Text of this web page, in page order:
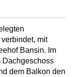
mit
Bansin. Im
Dachgeschoss
dem Balkon den